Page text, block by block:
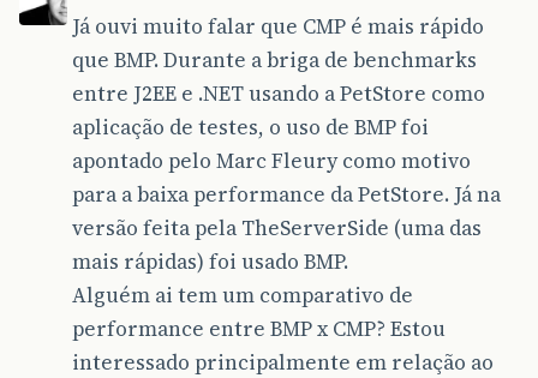
Já ouvi muito falar que CMP é mais rápido
que BMP. Durante a briga de benchmarks
entre J2EE e .NET usando a PetStore como
aplicação de testes, o uso de BMP foi
apontado pelo Marc Fleury como motivo
para a baixa performance da PetStore. Já na
versão feita pela TheServerSide (uma das
mais rápidas) foi usado BMP.
Alguém ai tem um comparativo de
performance entre BMP x CMP? Estou
interessado principalmente em relação ao